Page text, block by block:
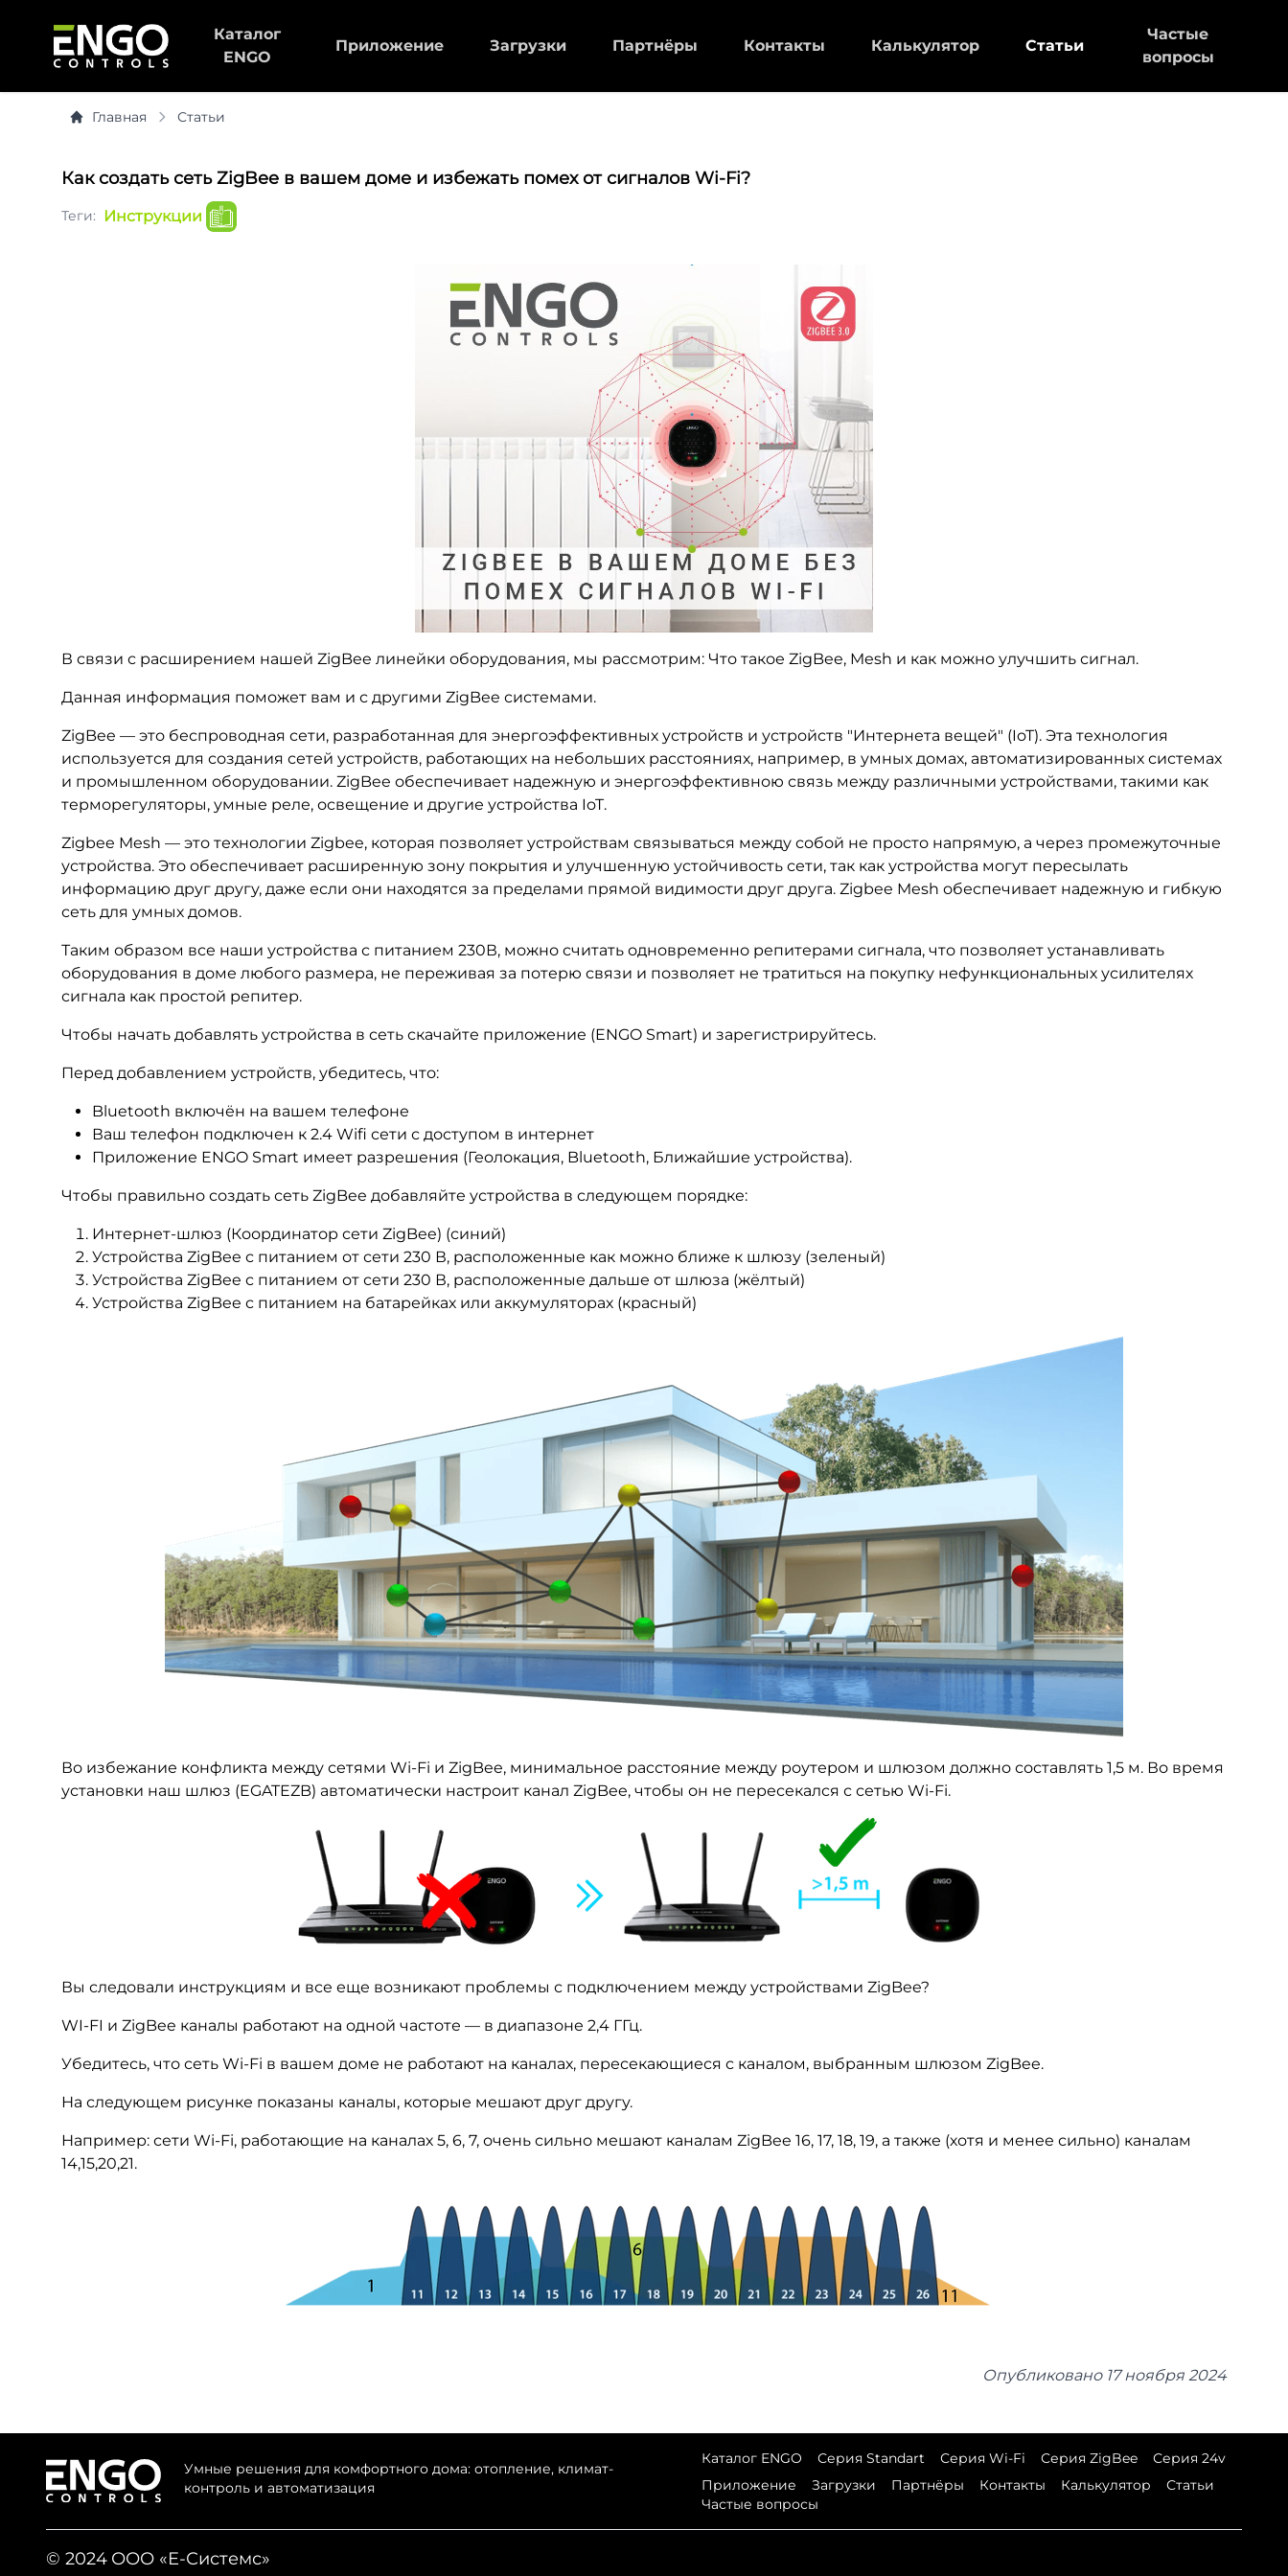
Каталог
ENGO
Приложение Загрузки Партнёры Контакты Калькулятор Статьи
Частые
вопросы
Главная Статьи
Как создать сеть ZigBee в вашем доме и избежать помех от сигналов Wi-Fi?
Теги: Инструкции
В связи с расширением нашей ZigBee линейки оборудования, мы рассмотрим: Что такое ZigBee, Mesh и как можно улучшить сигнал.
Данная информация поможет вам и с другими ZigBee системами.
ZigBee — это беспроводная сети, разработанная для энергоэффективных устройств и устройств "Интернета вещей" (IoT). Эта технология
используется для создания сетей устройств, работающих на небольших расстояниях, например, в умных домах, автоматизированных системах
и промышленном оборудовании. ZigBee обеспечивает надежную и энергоэффективною связь между различными устройствами, такими как
терморегуляторы, умные реле, освещение и другие устройства IoT.
Zigbee Mesh — это технологии Zigbee, которая позволяет устройствам связываться между собой не просто напрямую, а через промежуточные
устройства. Это обеспечивает расширенную зону покрытия и улучшенную устойчивость сети, так как устройства могут пересылать
информацию друг другу, даже если они находятся за пределами прямой видимости друг друга. Zigbee Mesh обеспечивает надежную и гибкую
сеть для умных домов.
Таким образом все наши устройства с питанием 230В, можно считать одновременно репитерами сигнала, что позволяет устанавливать
оборудования в доме любого размера, не переживая за потерю связи и позволяет не тратиться на покупку нефункциональных усилителях
сигнала как простой репитер.
Чтобы начать добавлять устройства в сеть скачайте приложение (ENGO Smart) и зарегистрируйтесь.
Перед добавлением устройств, убедитесь, что:
Bluetooth включён на вашем телефоне
Ваш телефон подключен к 2.4 Wifi сети с доступом в интернет
Приложение ENGO Smart имеет разрешения (Геолокация, Bluetooth, Ближайшие устройства).
Чтобы правильно создать сеть ZigBee добавляйте устройства в следующем порядке:
Интернет-шлюз (Координатор сети ZigBee) (синий)
Устройства ZigBee с питанием от сети 230 В, расположенные как можно ближе к шлюзу (зеленый)
Устройства ZigBee с питанием от сети 230 В, расположенные дальше от шлюза (жёлтый)
Устройства ZigBee с питанием на батарейках или аккумуляторах (красный)
Во избежание конфликта между сетями Wi-Fi и ZigBee, минимальное расстояние между роутером и шлюзом должно составлять 1,5 м. Во время
установки наш шлюз (EGATEZB) автоматически настроит канал ZigBee, чтобы он не пересекался с сетью Wi-Fi.
Вы следовали инструкциям и все еще возникают проблемы с подключением между устройствами ZigBee?
WI-FI и ZigBee каналы работают на одной частоте — в диапазоне 2,4 ГГц.
Убедитесь, что сеть Wi-Fi в вашем доме не работают на каналах, пересекающиеся с каналом, выбранным шлюзом ZigBee.
На следующем рисунке показаны каналы, которые мешают друг другу.
Например: сети Wi-Fi, работающие на каналах 5, 6, 7, очень сильно мешают каналам ZigBee 16, 17, 18, 19, а также (хотя и менее сильно) каналам
14,15,20,21.
Опубликовано 17 ноября 2024
Умные решения для комфортного дома: отопление, климат-
контроль и автоматизация
Каталог ENGO Серия Standart Серия Wi-Fi Серия ZigBee
Серия 24v
Приложение
Загрузки Партнёры Контакты Калькулятор
Статьи
Частые вопросы
© 2024 ООО «Е-Системс»